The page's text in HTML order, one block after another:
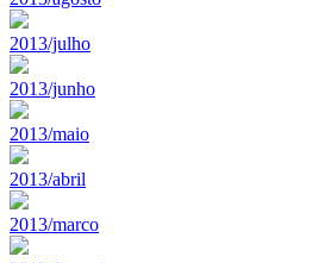
2013/julho
2013/junho
2013/maio
2013/abril
2013/marco